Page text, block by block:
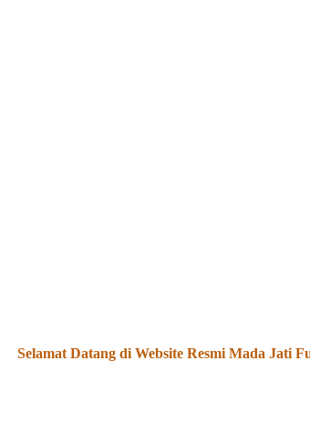
Selamat Datang di Website Resmi Mada Jati